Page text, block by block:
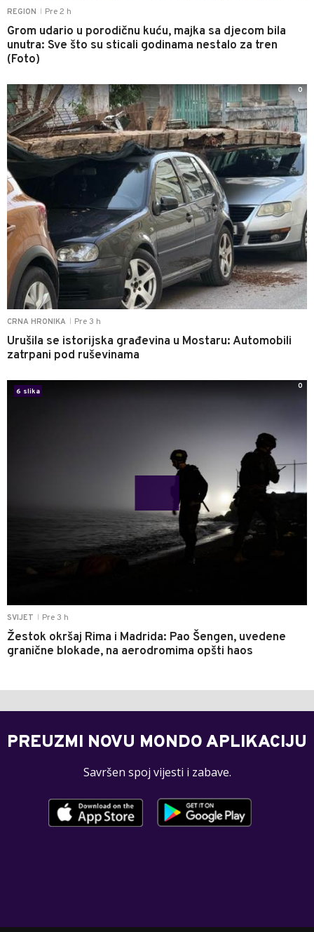
REGION Pre 2 h
Grom udario u porodičnu kuću, majka sa djecom bila
unutra: Sve što su sticali godinama nestalo za tren
(Foto)
CRNA HRONIKA Pre 3 h
Urušila se istorijska građevina u Mostaru: Automobili
zatrpani pod ruševinama
0
SVIJET Pre 3 h
Žestok okršaj Rima i Madrida: Pao Šengen, uvedene
granične blokade, na aerodromima opšti haos
6 slika
0
PREUZMI NOVU MONDO APLIKACIJU
Savršen spoj vijesti i zabave.